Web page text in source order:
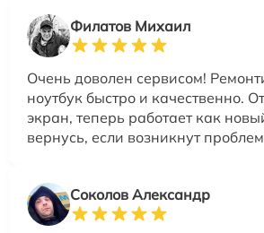
Филатов Михаил
Очень доволен сервисом!
ноутбук быстро и качественно.
экран, теперь работает как
вернусь, если возникнут
Соколов Александр